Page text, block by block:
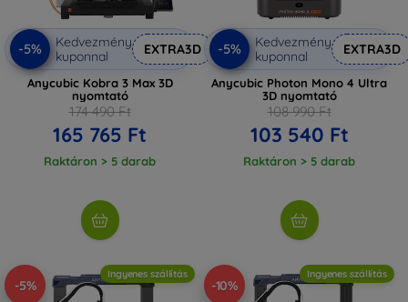
-5%
Kedvezmény
kuponnal
EXTRA3D
Anycubic Kobra 3 Max 3D
nyomtató
174 490 Ft
165 765 Ft
Raktáron > 5 darab
-5%
Kedvezmény
kuponnal
EXTRA3D
Anycubic Photon Mono 4 Ultra
3D nyomtató
108 990 Ft
103 540 Ft
Raktáron > 5 darab
-5%
Ingyenes szállítás
-10%
Ingyenes szállítás